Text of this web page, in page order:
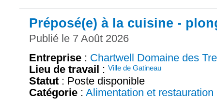
Préposé(e) à la cuisine -
Publié le 7 Août 2026
Entreprise : Chartwell Domaine des
Lieu de travail : Ville de Gatineau
Statut : Poste disponible
Catégorie : Alimentation et restauration